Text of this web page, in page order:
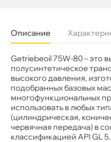
Описание
Getriebeoil 75W-80 – это
полусинтетическое
ысокого давления,
подобранных базовых
многофункциональных
использовать в любых
(цилиндрическая,
червячная передача) в
классификацией API GL 5.
язкость
75W-80
Спецификации
API GL 5
Объем
1л
Артикул
7619
Применение
МКПП